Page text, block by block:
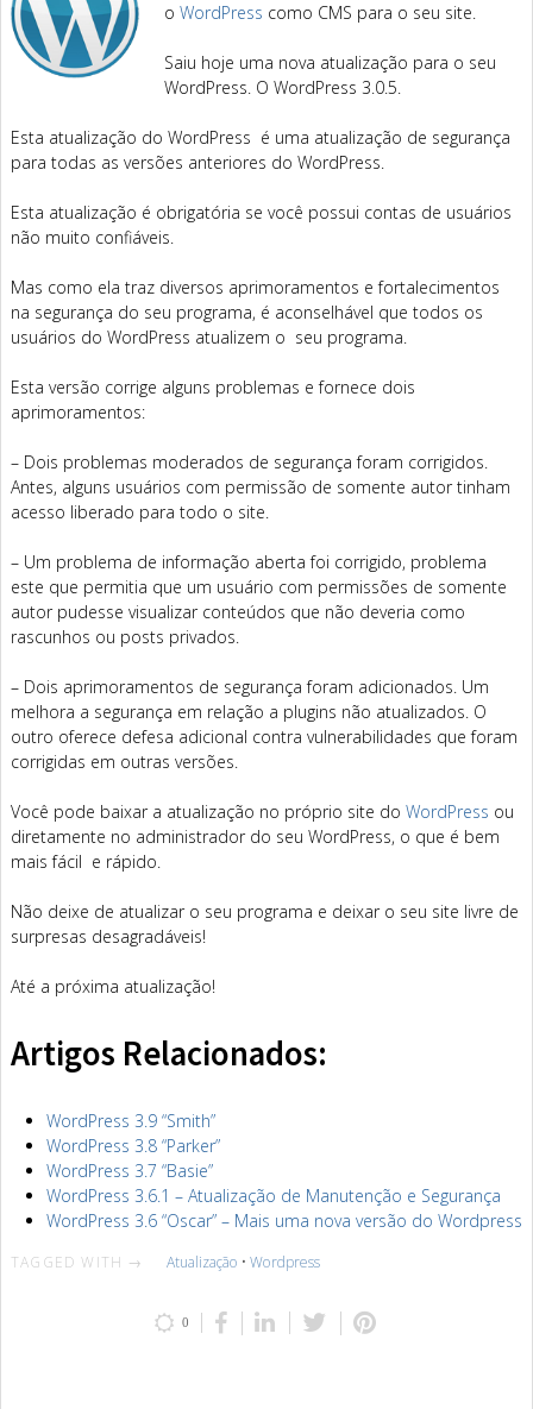
o WordPress como CMS para o seu site.
Saiu hoje uma nova atualização para o seu
WordPress. O WordPress 3.0.5.
Esta atualização do WordPress é uma atualização de segurança
para todas as versões anteriores do WordPress.
Esta atualização é obrigatória se você possui contas de usuários
não muito confiáveis.
Mas como ela traz diversos aprimoramentos e fortalecimentos
na segurança do seu programa, é aconselhável que todos os
usuários do WordPress atualizem o seu programa.
Esta versão corrige alguns problemas e fornece dois
aprimoramentos:
– Dois problemas moderados de segurança foram corrigidos.
Antes, alguns usuários com permissão de somente autor tinham
acesso liberado para todo o site.
– Um problema de informação aberta foi corrigido, problema
este que permitia que um usuário com permissões de somente
autor pudesse visualizar conteúdos que não deveria como
rascunhos ou posts privados.
– Dois aprimoramentos de segurança foram adicionados. Um
melhora a segurança em relação a plugins não atualizados. O
outro oferece defesa adicional contra vulnerabilidades que foram
corrigidas em outras versões.
Você pode baixar a atualização no próprio site do WordPress ou
diretamente no administrador do seu WordPress, o que é bem
mais fácil e rápido.
Não deixe de atualizar o seu programa e deixar o seu site livre de
surpresas desagradáveis!
Até a próxima atualização!
Artigos Relacionados:
WordPress 3.9 “Smith”
WordPress 3.8 “Parker”
WordPress 3.7 “Basie”
WordPress 3.6.1 – Atualização de Manutenção e Segurança
WordPress 3.6 “Oscar” – Mais uma nova versão do Wordpress
TAGGED WITH → Atualização • Wordpress
0